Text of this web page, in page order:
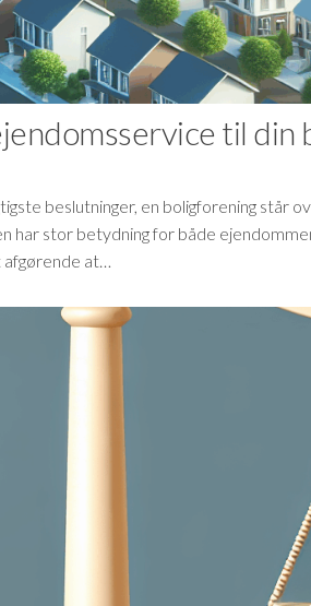
til din
beslutninger, en boligforening står
har stor betydning for både
afgørende at…